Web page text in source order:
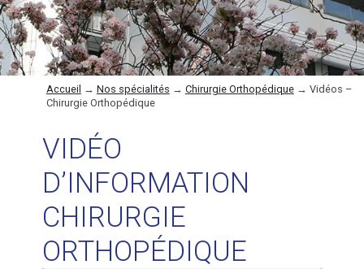
Accueil → Nos spécialités → Chirurgie Orthopédique→ Vidéos –
Chirurgie Orthopédique
VIDÉO
D’INFORMATION
CHIRURGIE
ORTHOPÉDIQUE